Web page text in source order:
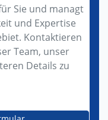
Sie und managt
und Expertise
Kontaktieren
Team, unser
Details zu